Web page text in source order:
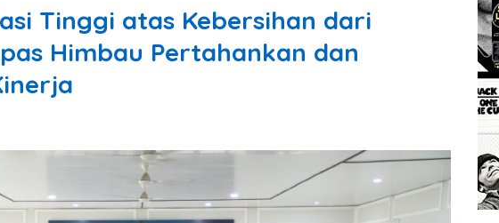
Tinggi atas Kebersihan dari
Himbau Pertahankan dan